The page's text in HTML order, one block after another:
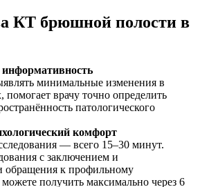
КТ брюшной полости в
минимальные изменения в
помогает врачу точно определить
патологического
комфорт
— всего 15–30 минут.
с заключением и
обращения к профильному
получить максимально через 6